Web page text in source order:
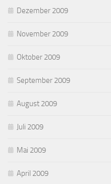
Dezember 2009
November 2009
Oktober 2009
September 2009
August 2009
Juli 2009
Mai 2009
April 2009